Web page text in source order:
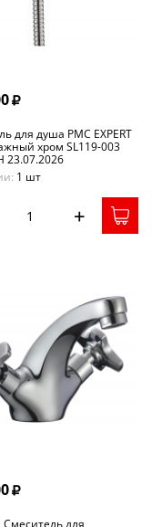
для душа РМС EXPERT
хром SL119-003
23.07.2026
1 шт
+
для